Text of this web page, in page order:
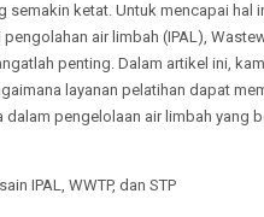
semakin ketat. Untuk mencapai hal
air limbah (IPAL),
penting. Dalam artikel ini,
layanan pelatihan dapat
dalam pengelolaan air limbah yang
IPAL, WWTP, dan STP